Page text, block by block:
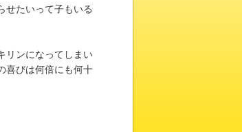
せたいって子もいる
リンになってしまい
喜びは何倍にも何十